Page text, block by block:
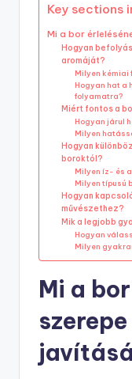
Key sections
Mi a bor
Hogyan
aromáját?
Milyen kémiai
Hogyan hat a
folyamatra?
Miért fontos a
Hogyan járul
Milyen
Hogyan
boroktól?
Milyen íz- és
Milyen típusú
Hogyan
művészethez?
Mik a legjobb
Hogyan
Milyen
Mi a